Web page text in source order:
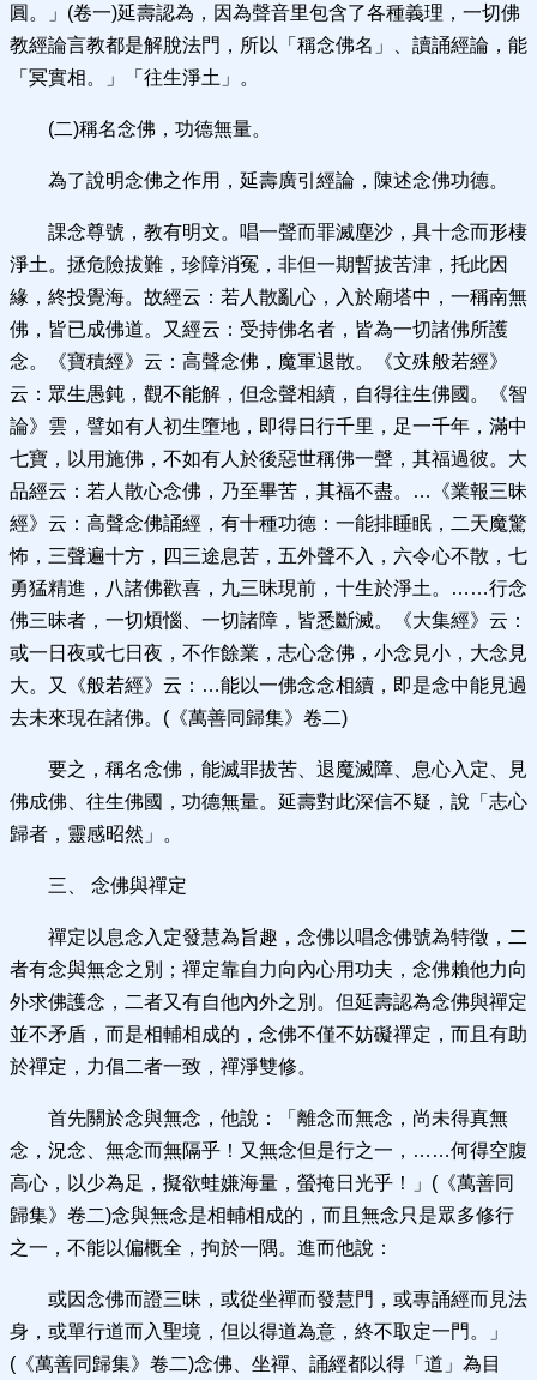
圓。」(卷一)延壽認為，因為聲音里包含了各種義理，一切佛
教經論言教都是解脫法門，所以「稱念佛名」、讀誦經論，能
「冥實相。」「往生淨土」。
(二)稱名念佛，功德無量。
為了說明念佛之作用，延壽廣引經論，陳述念佛功德。
課念尊號，教有明文。唱一聲而罪滅塵沙，具十念而形棲
淨土。拯危險拔難，珍障消冤，非但一期暫拔苦津，托此因
緣，終投覺海。故經云：若人散亂心，入於廟塔中，一稱南無
佛，皆已成佛道。又經云：受持佛名者，皆為一切諸佛所護
念。《寶積經》云：高聲念佛，魔軍退散。《文殊般若經》
云：眾生愚鈍，觀不能解，但念聲相續，自得往生佛國。《智
論》雲，譬如有人初生墮地，即得日行千里，足一千年，滿中
七寶，以用施佛，不如有人於後惡世稱佛一聲，其福過彼。大
品經云：若人散心念佛，乃至畢苦，其福不盡。…《業報三昧
經》云：高聲念佛誦經，有十種功德：一能排睡眠，二天魔驚
怖，三聲遍十方，四三途息苦，五外聲不入，六令心不散，七
勇猛精進，八諸佛歡喜，九三昧現前，十生於淨土。……行念
佛三昧者，一切煩惱、一切諸障，皆悉斷滅。《大集經》云：
或一日夜或七日夜，不作餘業，志心念佛，小念見小，大念見
大。又《般若經》云：…能以一佛念念相續，即是念中能見過
去未來現在諸佛。(《萬善同歸集》卷二)
要之，稱名念佛，能滅罪拔苦、退魔滅障、息心入定、見
佛成佛、往生佛國，功德無量。延壽對此深信不疑，說「志心
歸者，靈感昭然」。
三、 念佛與禪定
禪定以息念入定發慧為旨趣，念佛以唱念佛號為特徵，二
者有念與無念之別；禪定靠自力向內心用功夫，念佛賴他力向
外求佛護念，二者又有自他內外之別。但延壽認為念佛與禪定
並不矛盾，而是相輔相成的，念佛不僅不妨礙禪定，而且有助
於禪定，力倡二者一致，禪淨雙修。
首先關於念與無念，他說：「離念而無念，尚未得真無
念，況念、無念而無隔乎！又無念但是行之一，……何得空腹
高心，以少為足，擬欲蛙嫌海量，螢掩日光乎！」(《萬善同
歸集》卷二)念與無念是相輔相成的，而且無念只是眾多修行
之一，不能以偏概全，拘於一隅。進而他說：
或因念佛而證三昧，或從坐禪而發慧門，或專誦經而見法
身，或單行道而入聖境，但以得道為意，終不取定一門。」
(《萬善同歸集》卷二)念佛、坐禪、誦經都以得「道」為目